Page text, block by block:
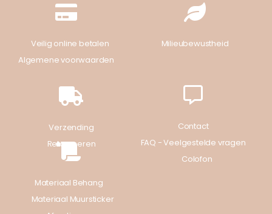
Veilig online betalen
Algemene voorwaarden
Milieubewustheid
Verzending
Retourneren
Contact
FAQ - Veelgestelde vragen
Colofon
Materiaal Behang
Materiaal Muursticker